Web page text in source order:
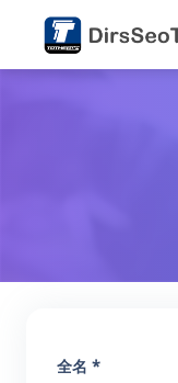
全名 *